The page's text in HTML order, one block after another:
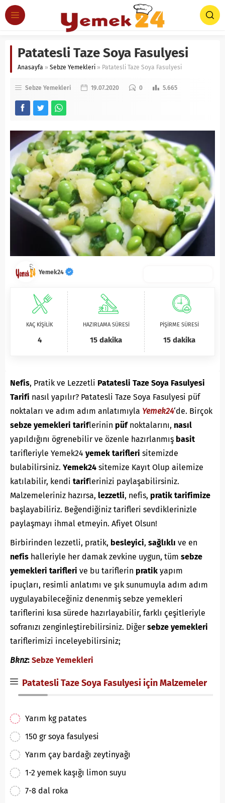
Patatesli Taze Soya Fasulyesi
Anasayfa » Sebze Yemekleri » Patatesli Taze Soya Fasulyesi
Sebze Yemekleri 19.07.2020 0 5.665
Yemek24
KAÇ KİŞİLİK
4
HAZIRLAMA SÜRESİ
15 dakika
PİŞİRME SÜRESİ
15 dakika
Nefis, Pratik ve Lezzetli Patatesli Taze Soya Fasulyesi
Tarifi nasıl yapılır? Patatesli Taze Soya Fasulyesi püf
noktaları ve adım adım anlatımıyla Yemek24‘de. Birçok
sebze yemekleri tariflerinin püfnoktalarını, nasıl
yapıldığını ögrenebilir ve özenle hazırlanmış basit
tarifleriyle Yemek24 yemek tarifleri sitemizde
bulabilirsiniz. Yemek24 sitemize Kayıt Olup ailemize
katılabilir, kendi tariflerinizi paylaşabilirsiniz.
Malzemeleriniz hazırsa, lezzetli, nefis, pratik tarifimize
başlayabiliriz. Beğendiğiniz tarifleri sevdiklerinizle
paylaşmayı ihmal etmeyin. Afiyet Olsun!
Birbirinden lezzetli, pratik, besleyici, sağlıklı ve en
nefis halleriyle her damak zevkine uygun, tüm sebze
yemekleri tarifleri ve bu tariflerin pratik yapım
ipuçları, resimli anlatımı ve şık sunumuyla adım adım
uygulayabileceğiniz denenmiş sebze yemekleri
tariflerini kısa sürede hazırlayabilir, farklı çeşitleriyle
sofranızı zenginleştirebilirsiniz. Diğer sebze yemekleri
tariflerimizi inceleyebilirsiniz;
Bknz: Sebze Yemekleri
Patatesli Taze Soya Fasulyesi için Malzemeler
Yarım kg patates
150 gr soya fasulyesi
Yarım çay bardağı zeytinyağı
1-2 yemek kaşığı limon suyu
7-8 dal roka